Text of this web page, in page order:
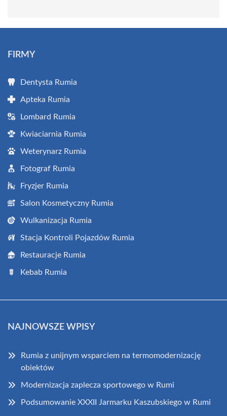
FIRMY
Dentysta Rumia
Apteka Rumia
Lombard Rumia
Kwiaciarnia Rumia
Weterynarz Rumia
Fotograf Rumia
Fryzjer Rumia
Salon Kosmetyczny Rumia
Wulkanizacja Rumia
Stacja Kontroli Pojazdów Rumia
Restauracje Rumia
Kebab Rumia
NAJNOWSZE WPISY
Rumia z unijnym wsparciem na termomodernizację
obiektów
Modernizacja zaplecza sportowego w Rumi
Podsumowanie XXXII Jarmarku Kaszubskiego w Rumi